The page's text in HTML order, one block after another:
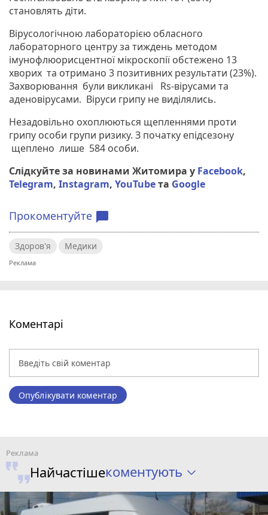
становлять діти.
Вірусологічною лабораторією обласного
лабораторного центру за тиждень методом
імунофлюорисцентної мікроскопії обстежено 13
хворих та отримано 3 позитивних результати (23%).
Захворювання були викликані Rs-вірусами та
аденовірусами. Віруси грипу не виділялись.
Незадовільно охоплюються щепленнями проти
грипу особи групи ризику. З початку епідсезону
щеплено лише 584 особи.
Слідкуйте за новинами Житомира у Facebook,
Telegram, Instagram, YouTubeта Google
Прокоментуйте chat_bubble
Здоров'я Медики
Коментарі
Опублікувати коментар
Найчастішекоментують